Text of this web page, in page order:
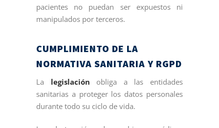
pacientes no puedan ser expuestos ni
manipulados por terceros.
CUMPLIMIENTO DE LA
NORMATIVA SANITARIA Y RGPD
La legislación
obliga a las entidades
sanitarias a proteger los datos personales
durante todo su ciclo de vida.